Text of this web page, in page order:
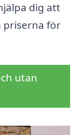
dig att
priserna för
utan